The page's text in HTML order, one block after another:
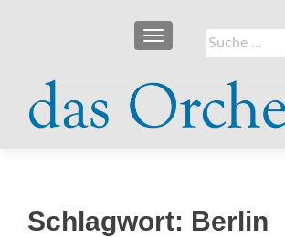
Suche
nach:
SCHALTE NAVIGATION
Schlagwort: Berlin